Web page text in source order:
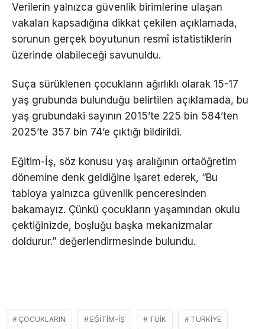
Verilerin yalnızca güvenlik birimlerine ulaşan
vakaları kapsadığına dikkat çekilen açıklamada,
sorunun gerçek boyutunun resmî istatistiklerin
üzerinde olabileceği savunuldu.
Suça sürüklenen çocukların ağırlıklı olarak 15-17
yaş grubunda bulunduğu belirtilen açıklamada, bu
yaş grubundaki sayının 2015’te 225 bin 584’ten
2025’te 357 bin 74’e çıktığı bildirildi.
Eğitim-İş, söz konusu yaş aralığının ortaöğretim
dönemine denk geldiğine işaret ederek, “Bu
tabloya yalnızca güvenlik penceresinden
bakamayız. Çünkü çocukların yaşamından okulu
çektiğinizde, boşluğu başka mekanizmalar
doldurur.” değerlendirmesinde bulundu.
ÇOCUKLARIN EĞITIM-İŞ TÜIK TÜRKIYE